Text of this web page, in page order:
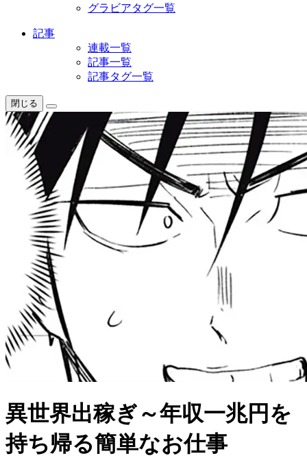
グラビアタグ一覧
記事
連載一覧
記事一覧
記事タグ一覧
閉じる
異世界出稼ぎ～年収一兆円を
持ち帰る簡単なお仕事